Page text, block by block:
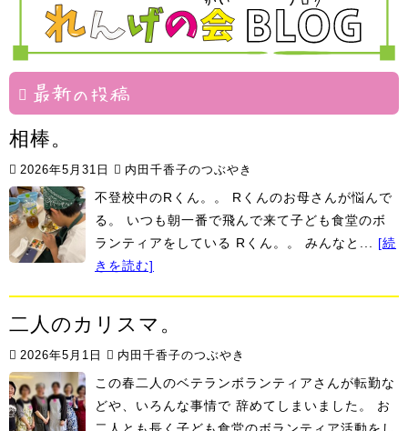
塾
組
絆
最新の投稿
相棒。
2026年5月31日 内田千香子のつぶやき
不登校中のRくん。。 Rくんのお母さんが悩んで
る。 いつも朝一番で飛んで来て子ども食堂のボ
ランティアをしている Rくん。。 みんなと... [続
きを読む]
二人のカリスマ。
2026年5月1日 内田千香子のつぶやき
この春二人のベテランボランティアさんが転勤な
どや、いろんな事情で 辞めてしまいました。 お